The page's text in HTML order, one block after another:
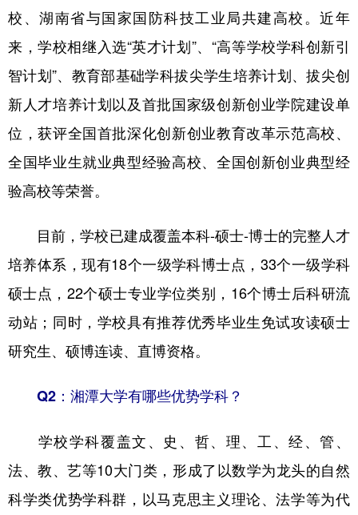
浙江 安徽 福建 江西
山东 河南 湖北 湖南
广东 广西 海南 重庆
四川 贵州 云南 西藏
陕西 甘肃 青海 宁夏
多语种频道
English Español Français عربى
Deutsch Português
校、湖南省与国家国防科技工业局共建高校。近年
来，学校相继入选“英才计划”、“高等学校学科创新引
智计划”、教育部基础学科拔尖学生培养计划、拔尖创
新人才培养计划以及首批国家级创新创业学院建设单
位，获评全国首批深化创新创业教育改革示范高校、
全国毕业生就业典型经验高校、全国创新创业典型经
验高校等荣誉。
目前，学校已建成覆盖本科-硕士-博士的完整人才
培养体系，现有18个一级学科博士点，33个一级学科
硕士点，22个硕士专业学位类别，16个博士后科研流
动站；同时，学校具有推荐优秀毕业生免试攻读硕士
研究生、硕博连读、直博资格。
Q2：湘潭大学有哪些优势学科？
学校学科覆盖文、史、哲、理、工、经、管、
法、教、艺等10大门类，形成了以数学为龙头的自然
科学类优势学科群，以马克思主义理论、法学等为代